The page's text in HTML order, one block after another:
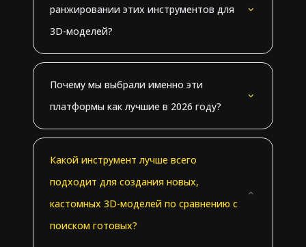
ранжировании этих инструментов для
3D-моделей?
Почему мы выбрали именно эти
платформы как лучшие в 2026 году?
Какой инструмент лучше всего
подходит для создания новых,
кастомных 3D-моделей по сравнению с
поиском готовых?